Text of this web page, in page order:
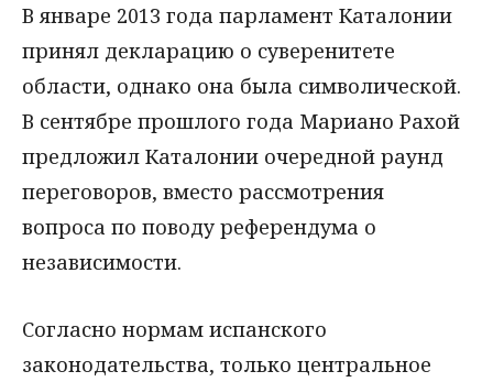
В январе 2013 года парламент Каталонии
принял декларацию о суверенитете
области, однако она была символической.
В сентябре прошлого года Мариано Рахой
предложил Каталонии очередной раунд
переговоров, вместо рассмотрения
вопроса по поводу референдума о
независимости.
Согласно нормам испанского
законодательства, только центральное